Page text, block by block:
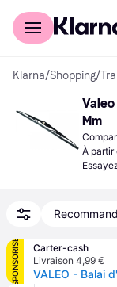
Acheter avec Klarna
Klarna/Shopping/
Valeo
Mm
À partir
SPONSORISÉ
Carter-cash
Livraison 4,99 €